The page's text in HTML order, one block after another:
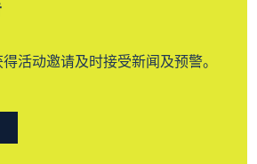
活动邀请及时接受新闻及预警。